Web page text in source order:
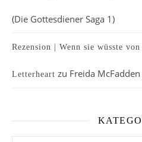
(Die Gottesdiener Saga 1)
Rezension | Wenn sie wüsste
Letterheart zu Freida